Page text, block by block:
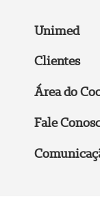
Unimed
Clientes
Área do
Fale